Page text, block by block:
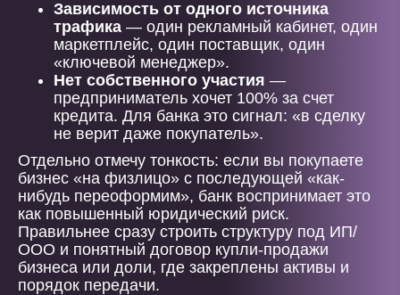
Зависимость от одного источника
трафика — один рекламный кабинет, один
маркетплейс, один поставщик, один
«ключевой менеджер».
Нет собственного участия —
предприниматель хочет 100% за счет
кредита. Для банка это сигнал: «в сделку
не верит даже покупатель».
Отдельно отмечу тонкость: если вы покупаете
бизнес «на физлицо» с последующей «как-
нибудь переоформим», банк воспринимает это
как повышенный юридический риск.
Правильнее сразу строить структуру под ИП/
ООО и понятный договор купли-продажи
бизнеса или доли, где закреплены активы и
порядок передачи.